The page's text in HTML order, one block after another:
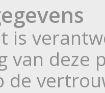
is
van deze
de